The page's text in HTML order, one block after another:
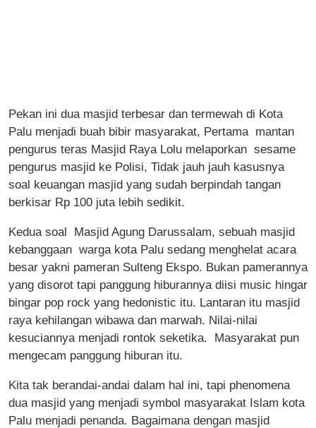
Pekan ini dua masjid terbesar dan termewah di Kota
Palu menjadi buah bibir masyarakat, Pertama mantan
pengurus teras Masjid Raya Lolu melaporkan sesame
pengurus masjid ke Polisi, Tidak jauh jauh kasusnya
soal keuangan masjid yang sudah berpindah tangan
berkisar Rp 100 juta lebih sedikit.
Kedua soal Masjid Agung Darussalam, sebuah masjid
kebanggaan warga kota Palu sedang menghelat acara
besar yakni pameran Sulteng Ekspo. Bukan pamerannya
yang disorot tapi panggung hiburannya diisi music hingar
bingar pop rock yang hedonistic itu. Lantaran itu masjid
raya kehilangan wibawa dan marwah. Nilai-nilai
kesuciannya menjadi rontok seketika. Masyarakat pun
mengecam panggung hiburan itu.
Kita tak berandai-andai dalam hal ini, tapi phenomena
dua masjid yang menjadi symbol masyarakat Islam kota
Palu menjadi penanda. Bagaimana dengan masjid